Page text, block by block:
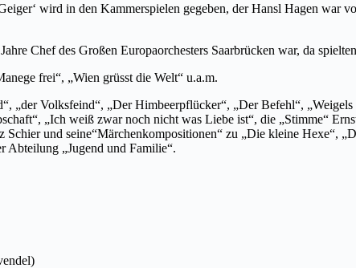
wird in den Kammerspielen gegeben, der Hansl Hagen war
Chef des Großen Europaorchesters Saarbrücken war, da
frei“, „Wien grüsst die Welt“ u.a.m.
„der Volksfeind“, „Der Himbeerpflücker“, „Der Befehl“,
„Ich weiß zwar noch nicht was Liebe ist“, die „Stimme“
Schier und seine“Märchenkompositionen“ zu „Die kleine Hexe“,
Abteilung „Jugend und Familie“.